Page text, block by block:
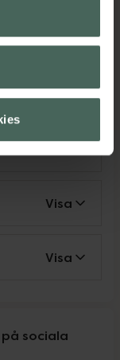
Visa
Visa
Visa
Visa
sociala